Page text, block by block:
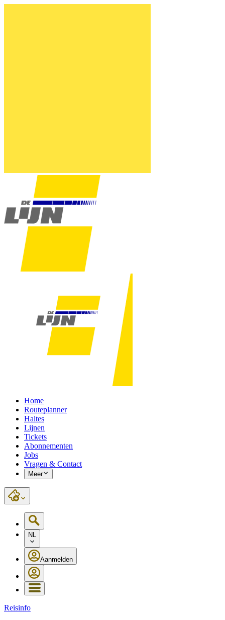
Home
Routeplanner
Haltes
Lijnen
Tickets
Abonnementen
Jobs
Vragen & Contact
Meer
NL
Aanmelden
Reisinfo